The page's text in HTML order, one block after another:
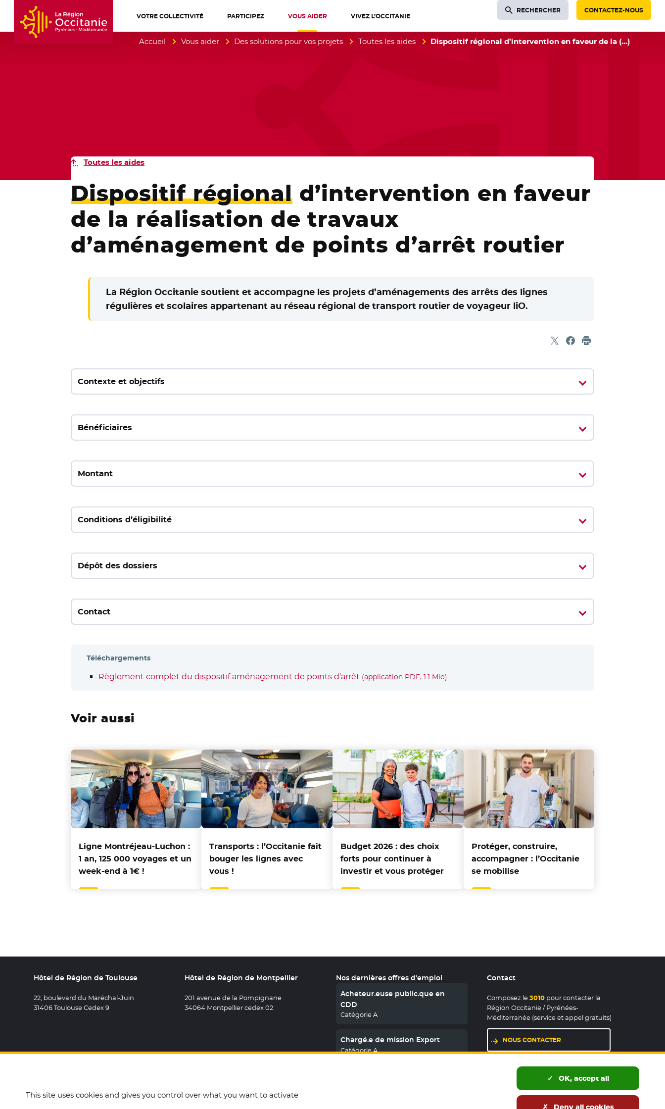
Accueil Région Occitanie / Pyrénées-Méditerranée
VOTRE COLLECTIVITÉ PARTICIPEZ VOUS AIDER VIVEZ L’OCCITANIE
RECHERCHER CONTACTEZ-NOUS
Accueil Vous aider Des solutions pour vos projets Toutes les aides Dispositif régional d’intervention en faveur de la (…)
Toutes les aides
Dispositif régionald’intervention en faveur
de la réalisation de travaux
d’aménagement de points d’arrêt routier
La Région Occitanie soutient et accompagne les projets d’aménagements des arrêts des lignes
régulières et scolaires appartenant au réseau régional de transport routier de voyageur liO.
Partager sur X
- Nouvelle fenêtre
Partager sur Facebook
- Nouvelle fenêtre
Imprimer
Contexte et objectifs
Bénéficiaires
Montant
Conditions d’éligibilité
Dépôt des dossiers
Contact
Téléchargements
Règlement complet du dispositif aménagement de points d’arrêt (application PDF, 1.1 Mio)
Voir aussi
Ligne Montréjeau-Luchon :
1 an, 125 000 voyages et un
week-end à 1€ !
Transports : l’Occitanie fait
bouger les lignes avec
vous !
Budget 2026 : des choix
forts pour continuer à
investir et vous protéger
Protéger, construire,
accompagner : l’Occitanie
se mobilise
Hôtel de Région de Toulouse
22, boulevard du Maréchal-Juin
31406 Toulouse Cedex 9
Hôtel de Région de Montpellier
201 avenue de la Pompignane
34064 Montpellier cedex 02
Nos dernières offres d'emploi
Acheteur.euse public.que en
CDD
Catégorie A
Chargé.e de mission Export
Catégorie A
Contact
Composez le3010pour contacter la
Région Occitanie / Pyrénées-
Méditerranée (service et appel gratuits)
NOUS CONTACTER
LES MAISONS DE RÉGION
This site uses cookies and gives you control over what you want to activate
OK, accept all
Deny all cookies